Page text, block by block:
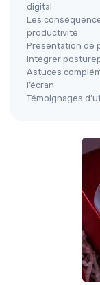
digital
Les
productivité
Présentation de
Intégrer
Astuces
l’écran
Témoignages